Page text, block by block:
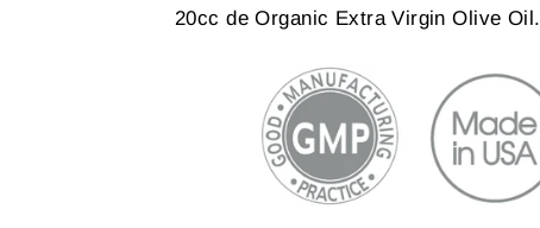
20cc deOrganic Extra Virgin Olive Oil.